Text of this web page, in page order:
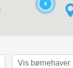
8
Vis børnehaver